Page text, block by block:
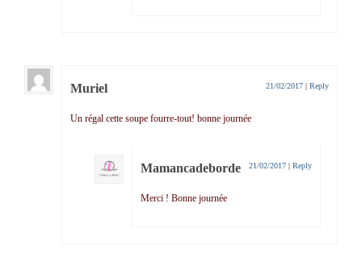
Muriel 21/02/2017 | Reply
Un régal cette soupe fourre-tout! bonne journée
Mamancadeborde 21/02/2017 | Reply
Merci ! Bonne journée